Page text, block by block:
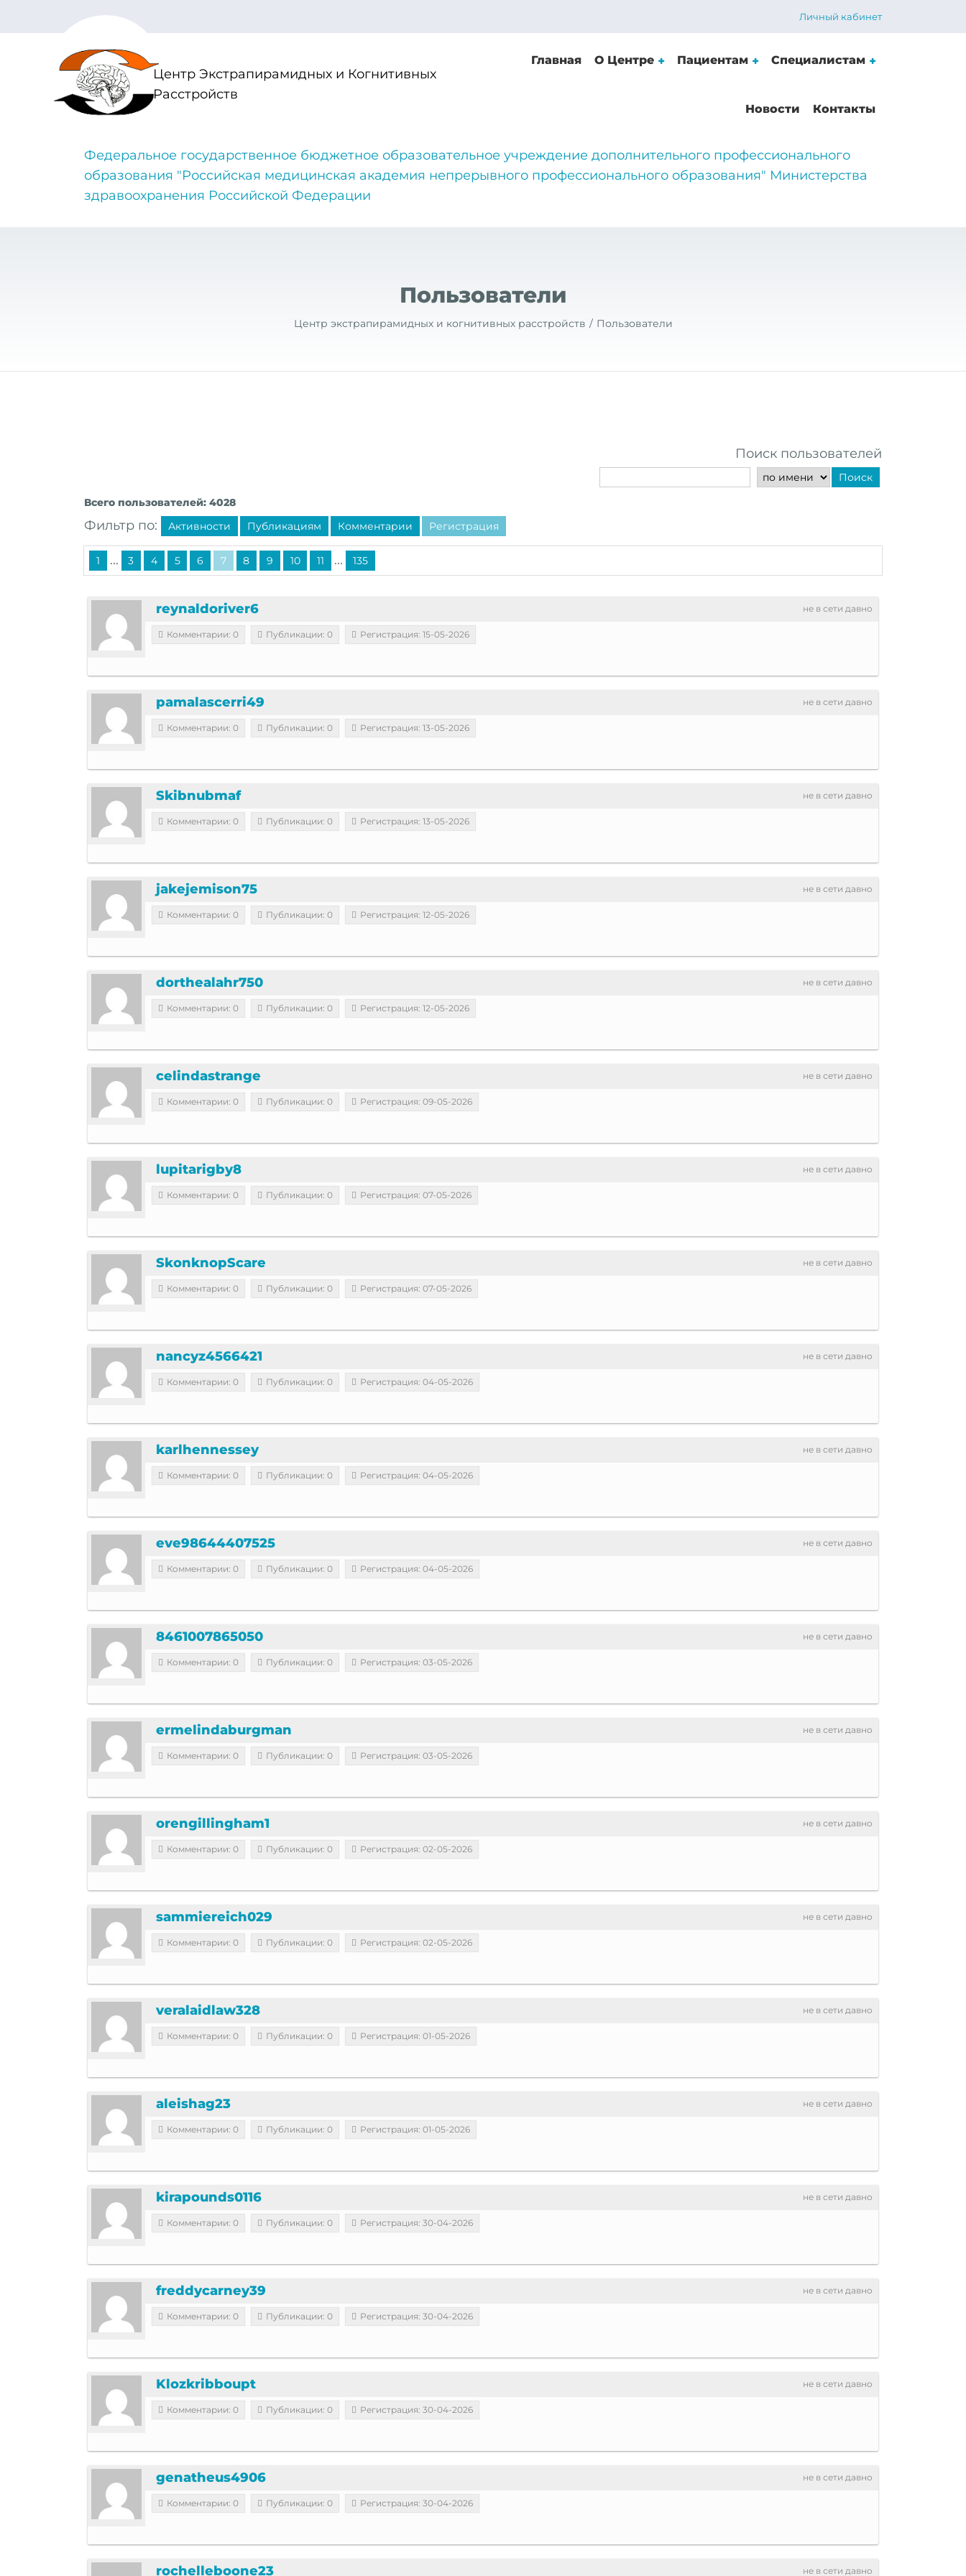
Личный кабинет
Центр Экстрапирамидных и Когнитивных
Расстройств
Главная О Центре Пациентам Специалистам
Новости Контакты
Федеральное государственное бюджетное образовательное учреждение дополнительного профессионального
образования "Российская медицинская академия непрерывного профессионального образования" Министерства
здравоохранения Российской Федерации
Пользователи
Центр экстрапирамидных и когнитивных расстройств Пользователи
Поиск пользователей
Поиск
Всего пользователей: 4028
Фильтр по: Активности Публикациям Комментарии Регистрация
1 ... 3 4 5 6 7 8 9 10 11 ... 135
не в сети давно
reynaldoriver6
Комментарии: 0 Публикации: 0 Регистрация: 15-05-2026
не в сети давно
pamalascerri49
Комментарии: 0 Публикации: 0 Регистрация: 13-05-2026
не в сети давно
Skibnubmaf
Комментарии: 0 Публикации: 0 Регистрация: 13-05-2026
не в сети давно
jakejemison75
Комментарии: 0 Публикации: 0 Регистрация: 12-05-2026
не в сети давно
dorthealahr750
Комментарии: 0 Публикации: 0 Регистрация: 12-05-2026
не в сети давно
celindastrange
Комментарии: 0 Публикации: 0 Регистрация: 09-05-2026
не в сети давно
lupitarigby8
Комментарии: 0 Публикации: 0 Регистрация: 07-05-2026
не в сети давно
SkonknopScare
Комментарии: 0 Публикации: 0 Регистрация: 07-05-2026
не в сети давно
nancyz4566421
Комментарии: 0 Публикации: 0 Регистрация: 04-05-2026
не в сети давно
karlhennessey
Комментарии: 0 Публикации: 0 Регистрация: 04-05-2026
не в сети давно
eve98644407525
Комментарии: 0 Публикации: 0 Регистрация: 04-05-2026
не в сети давно
8461007865050
Комментарии: 0 Публикации: 0 Регистрация: 03-05-2026
не в сети давно
ermelindaburgman
Комментарии: 0 Публикации: 0 Регистрация: 03-05-2026
не в сети давно
orengillingham1
Комментарии: 0 Публикации: 0 Регистрация: 02-05-2026
не в сети давно
sammiereich029
Комментарии: 0 Публикации: 0 Регистрация: 02-05-2026
не в сети давно
veralaidlaw328
Комментарии: 0 Публикации: 0 Регистрация: 01-05-2026
не в сети давно
aleishag23
Комментарии: 0 Публикации: 0 Регистрация: 01-05-2026
не в сети давно
kirapounds0116
Комментарии: 0 Публикации: 0 Регистрация: 30-04-2026
не в сети давно
freddycarney39
Комментарии: 0 Публикации: 0 Регистрация: 30-04-2026
не в сети давно
Klozkribboupt
Комментарии: 0 Публикации: 0 Регистрация: 30-04-2026
не в сети давно
genatheus4906
Комментарии: 0 Публикации: 0 Регистрация: 30-04-2026
не в сети давно
rochelleboone23